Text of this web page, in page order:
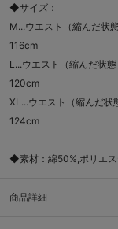
◆サイズ：
M...ウエスト（縮んだ状
116cm
L...ウエスト（縮んだ状
120cm
XL...ウエスト（縮んだ
124cm
◆素材：綿50%,ポリエ
商品詳細